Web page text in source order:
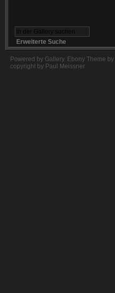
Erweiterte Suche
Powered by Gallery. Ebony Theme by
copyright by Paul Meissner